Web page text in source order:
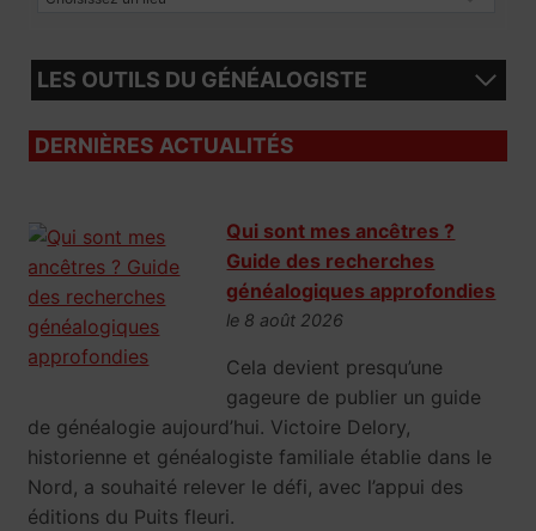
LES OUTILS DU GÉNÉALOGISTE
DERNIÈRES ACTUALITÉS
Qui sont mes ancêtres ?
Guide des recherches
généalogiques approfondies
le 8 août 2026
Cela devient presqu’une
gageure de publier un guide
de généalogie aujourd’hui. Victoire Delory,
historienne et généalogiste familiale établie dans le
Nord, a souhaité relever le défi, avec l’appui des
éditions du Puits fleuri.